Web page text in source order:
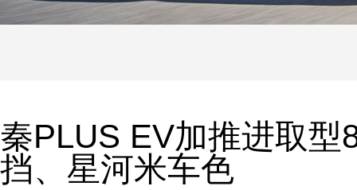
秦PLUS EV加推进取型
挡、星河米车色